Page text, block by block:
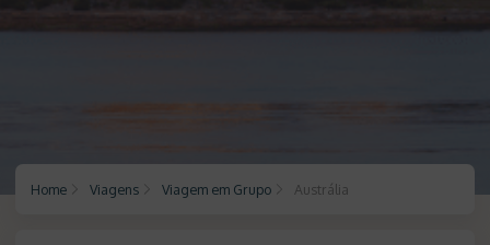
Home Viagens Viagem em Grupo Austrália